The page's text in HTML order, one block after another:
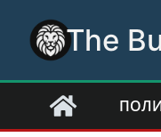
content
The